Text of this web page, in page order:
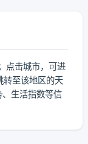
点击城市，可进
转至该地区的天
生活指数等信